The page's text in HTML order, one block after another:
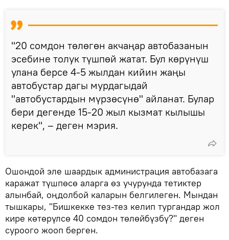
"20 сомдон төлөгөн акчаңар автобазанын
эсебине толук түшпөй жатат. Бул көрүнүш
улана берсе 4-5 жылдан кийин жаңы
автобустар дагы мурдагыдай
"автобустардын мүрзөсүнө" айланат. Булар
бери дегенде 15-20 жыл кызмат кылышы
керек", – деген мэрия.
Ошондой эле шаардык администрация автобазага
каражат түшпөсө аларга өз учурунда тетиктер
алынбай, оңдолбой каларын белгилеген. Мындан
тышкары, "Бишкекке тез-тез келип тургандар жол
кире көтөрүлсө 40 сомдон төлөйбүзбү?" деген
суроого жооп берген.